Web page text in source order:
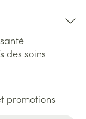
des soins
promotions